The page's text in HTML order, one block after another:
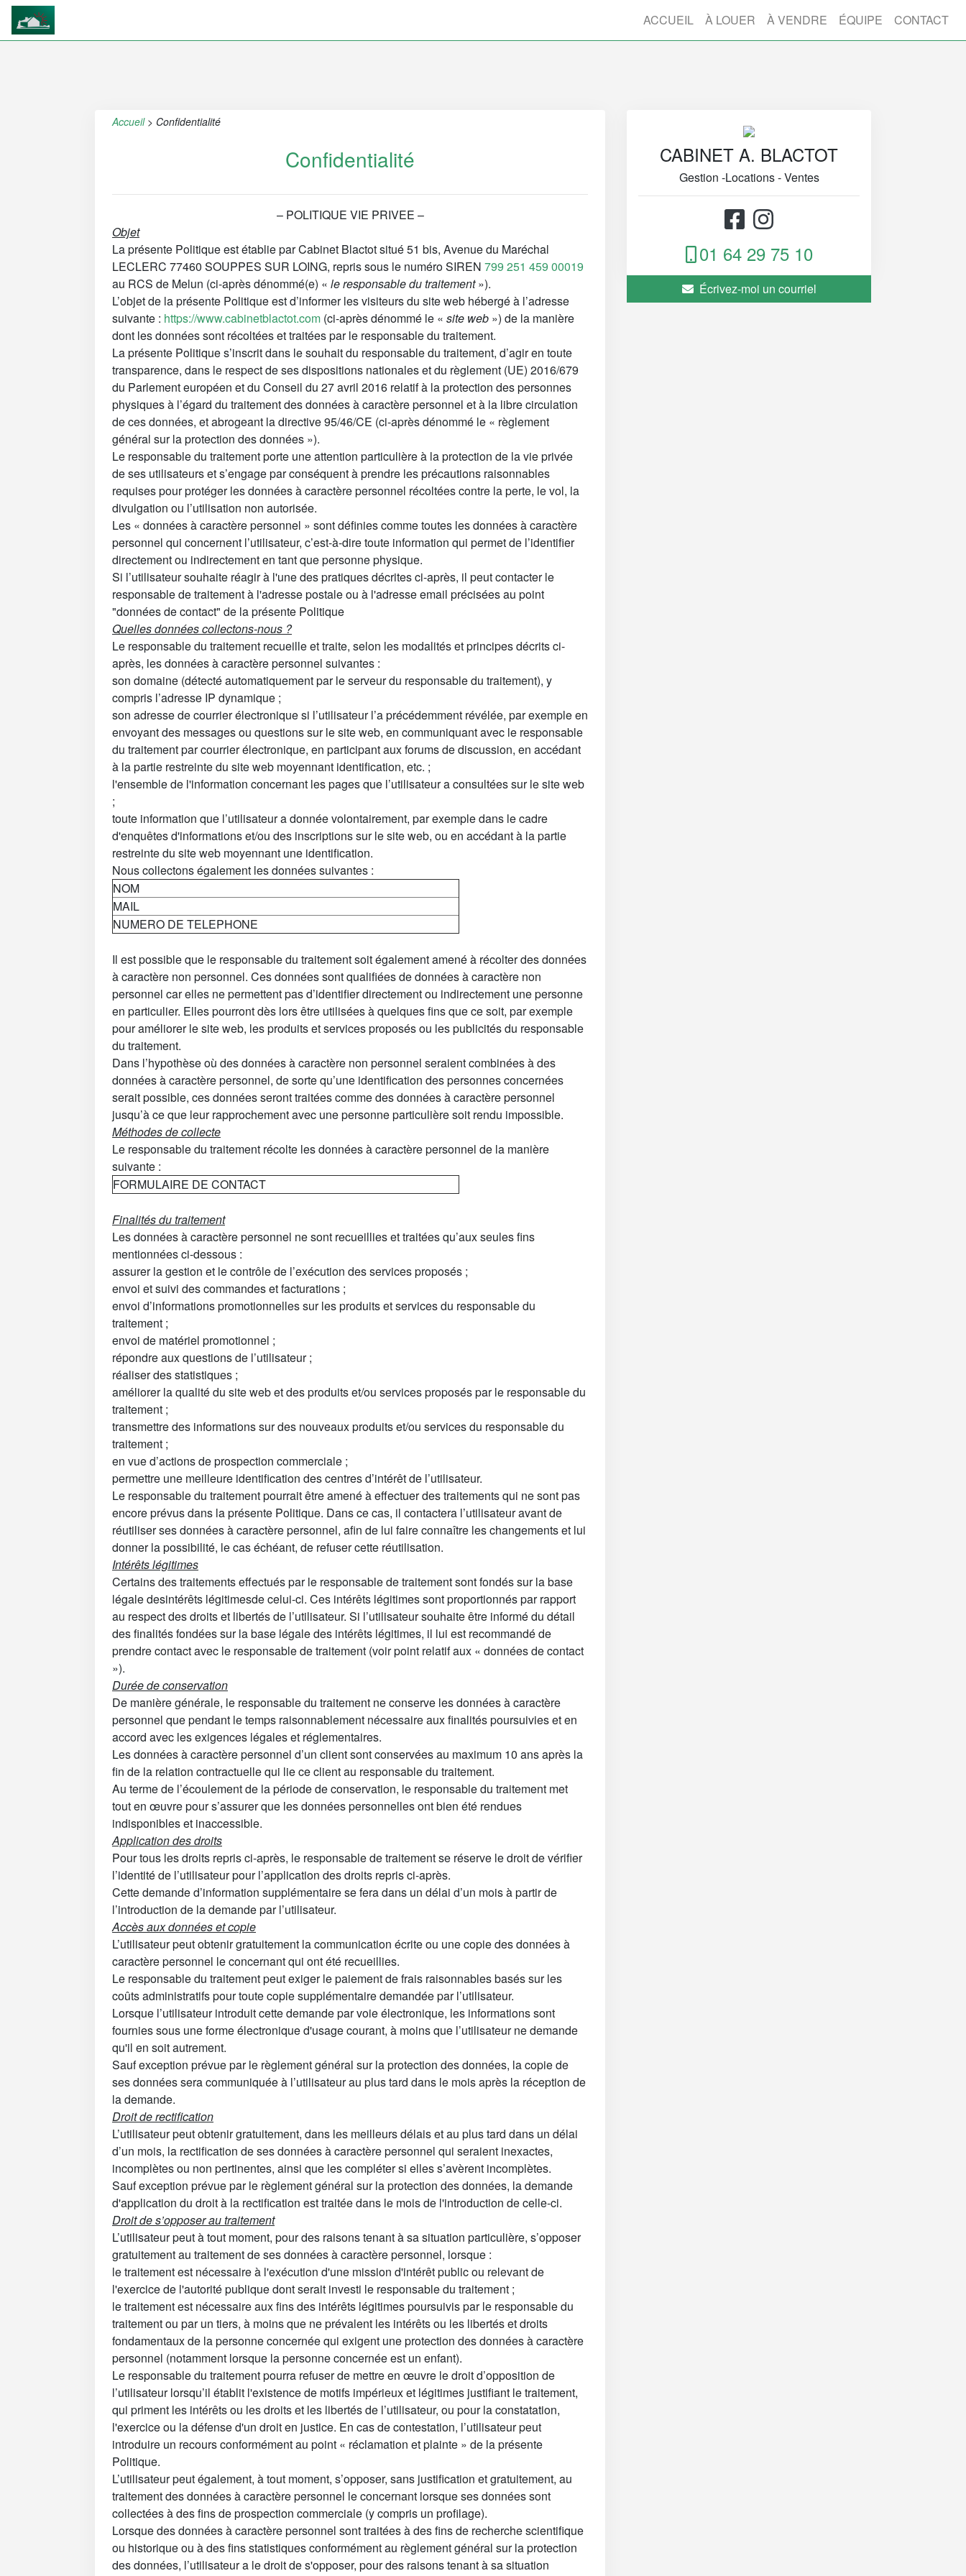
ACCUEIL À LOUER À VENDRE ÉQUIPE CONTACT
Accueil > Confidentialité
Confidentialité
– POLITIQUE VIE PRIVEE –
Objet
La présente Politique est établie par Cabinet Blactot situé 51 bis, Avenue du Maréchal
LECLERC 77460 SOUPPES SUR LOING, repris sous le numéro SIREN 799 251 459 00019
au RCS de Melun (ci-après dénommé(e) « le responsable du traitement»).
L’objet de la présente Politique est d’informer les visiteurs du site web hébergé à l’adresse
suivante : https://www.cabinetblactot.com (ci-après dénommé le « site web ») de la manière
dont les données sont récoltées et traitées par le responsable du traitement.
La présente Politique s’inscrit dans le souhait du responsable du traitement, d’agir en toute
transparence, dans le respect de ses dispositions nationales et du règlement (UE) 2016/679
du Parlement européen et du Conseil du 27 avril 2016 relatif à la protection des personnes
physiques à l’égard du traitement des données à caractère personnel et à la libre circulation
de ces données, et abrogeant la directive 95/46/CE (ci-après dénommé le « règlement
général sur la protection des données »).
Le responsable du traitement porte une attention particulière à la protection de la vie privée
de ses utilisateurs et s’engage par conséquent à prendre les précautions raisonnables
requises pour protéger les données à caractère personnel récoltées contre la perte, le vol, la
divulgation ou l’utilisation non autorisée.
Les « données à caractère personnel » sont définies comme toutes les données à caractère
personnel qui concernent l’utilisateur, c’est-à-dire toute information qui permet de l’identifier
directement ou indirectement en tant que personne physique.
Si l’utilisateur souhaite réagir à l'une des pratiques décrites ci-après, il peut contacter le
responsable de traitement à l'adresse postale ou à l'adresse email précisées au point
"données de contact" de la présente Politique
Quelles données collectons-nous ?
Le responsable du traitement recueille et traite, selon les modalités et principes décrits ci-
après, les données à caractère personnel suivantes :
son domaine (détecté automatiquement par le serveur du responsable du traitement), y
compris l’adresse IP dynamique ;
son adresse de courrier électronique si l’utilisateur l’a précédemment révélée, par exemple en
envoyant des messages ou questions sur le site web, en communiquant avec le responsable
du traitement par courrier électronique, en participant aux forums de discussion, en accédant
à la partie restreinte du site web moyennant identification, etc. ;
l'ensemble de l'information concernant les pages que l’utilisateur a consultées sur le site web
;
toute information que l’utilisateur a donnée volontairement, par exemple dans le cadre
d'enquêtes d'informations et/ou des inscriptions sur le site web, ou en accédant à la partie
restreinte du site web moyennant une identification.
Nous collectons également les données suivantes :
NOM
MAIL
NUMERO DE TELEPHONE
Il est possible que le responsable du traitement soit également amené à récolter des données
à caractère non personnel. Ces données sont qualifiées de données à caractère non
personnel car elles ne permettent pas d’identifier directement ou indirectement une personne
en particulier. Elles pourront dès lors être utilisées à quelques fins que ce soit, par exemple
pour améliorer le site web, les produits et services proposés ou les publicités du responsable
du traitement.
Dans l’hypothèse où des données à caractère non personnel seraient combinées à des
données à caractère personnel, de sorte qu’une identification des personnes concernées
serait possible, ces données seront traitées comme des données à caractère personnel
jusqu’à ce que leur rapprochement avec une personne particulière soit rendu impossible.
Méthodes de collecte
Le responsable du traitement récolte les données à caractère personnel de la manière
suivante :
FORMULAIRE DE CONTACT
Finalités du traitement
Les données à caractère personnel ne sont recueillies et traitées qu’aux seules fins
mentionnées ci-dessous :
assurer la gestion et le contrôle de l’exécution des services proposés ;
envoi et suivi des commandes et facturations ;
envoi d’informations promotionnelles sur les produits et services du responsable du
traitement ;
envoi de matériel promotionnel ;
répondre aux questions de l’utilisateur ;
réaliser des statistiques ;
améliorer la qualité du site web et des produits et/ou services proposés par le responsable du
traitement ;
transmettre des informations sur des nouveaux produits et/ou services du responsable du
traitement ;
en vue d’actions de prospection commerciale ;
permettre une meilleure identification des centres d’intérêt de l’utilisateur.
Le responsable du traitement pourrait être amené à effectuer des traitements qui ne sont pas
encore prévus dans la présente Politique. Dans ce cas, il contactera l’utilisateur avant de
réutiliser ses données à caractère personnel, afin de lui faire connaître les changements et lui
donner la possibilité, le cas échéant, de refuser cette réutilisation.
Intérêts légitimes
Certains des traitements effectués par le responsable de traitement sont fondés sur la base
légale desintérêts légitimesde celui-ci. Ces intérêts légitimes sont proportionnés par rapport
au respect des droits et libertés de l’utilisateur. Si l’utilisateur souhaite être informé du détail
des finalités fondées sur la base légale des intérêts légitimes, il lui est recommandé de
prendre contact avec le responsable de traitement (voir point relatif aux « données de contact
»).
Durée de conservation
De manière générale, le responsable du traitement ne conserve les données à caractère
personnel que pendant le temps raisonnablement nécessaire aux finalités poursuivies et en
accord avec les exigences légales et réglementaires.
Les données à caractère personnel d’un client sont conservées au maximum 10 ans après la
fin de la relation contractuelle qui lie ce client au responsable du traitement.
Au terme de l’écoulement de la période de conservation, le responsable du traitement met
tout en œuvre pour s’assurer que les données personnelles ont bien été rendues
indisponibles et inaccessible.
Application des droits
Pour tous les droits repris ci-après, le responsable de traitement se réserve le droit de vérifier
l’identité de l’utilisateur pour l’application des droits repris ci-après.
Cette demande d’information supplémentaire se fera dans un délai d’un mois à partir de
l’introduction de la demande par l’utilisateur.
Accès aux données et copie
L’utilisateur peut obtenir gratuitement la communication écrite ou une copie des données à
caractère personnel le concernant qui ont été recueillies.
Le responsable du traitement peut exiger le paiement de frais raisonnables basés sur les
coûts administratifs pour toute copie supplémentaire demandée par l’utilisateur.
Lorsque l’utilisateur introduit cette demande par voie électronique, les informations sont
fournies sous une forme électronique d'usage courant, à moins que l’utilisateur ne demande
qu'il en soit autrement.
Sauf exception prévue par le règlement général sur la protection des données, la copie de
ses données sera communiquée à l’utilisateur au plus tard dans le mois après la réception de
la demande.
Droit de rectification
L’utilisateur peut obtenir gratuitement, dans les meilleurs délais et au plus tard dans un délai
d’un mois, la rectification de ses données à caractère personnel qui seraient inexactes,
incomplètes ou non pertinentes, ainsi que les compléter si elles s’avèrent incomplètes.
Sauf exception prévue par le règlement général sur la protection des données, la demande
d'application du droit à la rectification est traitée dans le mois de l'introduction de celle-ci.
Droit de s’opposer au traitement
L’utilisateur peut à tout moment, pour des raisons tenant à sa situation particulière, s’opposer
gratuitement au traitement de ses données à caractère personnel, lorsque :
le traitement est nécessaire à l'exécution d'une mission d'intérêt public ou relevant de
l'exercice de l'autorité publique dont serait investi le responsable du traitement ;
le traitement est nécessaire aux fins des intérêts légitimes poursuivis par le responsable du
traitement ou par un tiers, à moins que ne prévalent les intérêts ou les libertés et droits
fondamentaux de la personne concernée qui exigent une protection des données à caractère
personnel (notamment lorsque la personne concernée est un enfant).
Le responsable du traitement pourra refuser de mettre en œuvre le droit d’opposition de
l’utilisateur lorsqu’il établit l'existence de motifs impérieux et légitimes justifiant le traitement,
qui priment les intérêts ou les droits et les libertés de l’utilisateur, ou pour la constatation,
l'exercice ou la défense d'un droit en justice. En cas de contestation, l’utilisateur peut
introduire un recours conformément au point « réclamation et plainte » de la présente
Politique.
L’utilisateur peut également, à tout moment, s’opposer, sans justification et gratuitement, au
traitement des données à caractère personnel le concernant lorsque ses données sont
collectées à des fins de prospection commerciale (y compris un profilage).
Lorsque des données à caractère personnel sont traitées à des fins de recherche scientifique
ou historique ou à des fins statistiques conformément au règlement général sur la protection
des données, l’utilisateur a le droit de s'opposer, pour des raisons tenant à sa situation
CABINET A. BLACTOT
Gestion -Locations - Ventes
01 64 29 75 10
Écrivez-moi un courriel